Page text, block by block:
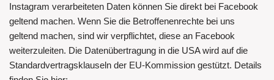
Instagram verarbeiteten Daten können Sie direkt bei Facebook
geltend machen. Wenn Sie die Betroffenenrechte bei uns
geltend machen, sind wir verpflichtet, diese an Facebook
weiterzuleiten. Die Datenübertragung in die USA wird auf die
Standardvertragsklauseln der EU-Kommission gestützt. Details